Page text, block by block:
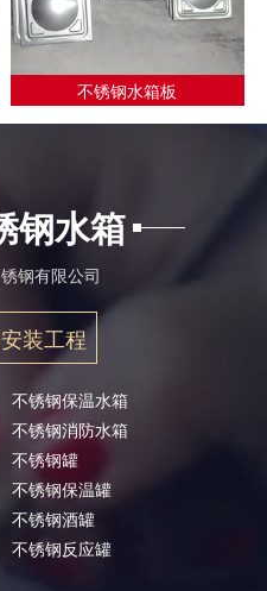
不锈钢水箱板
钢水箱
钢有限公司
装工程
不锈钢保温水箱
不锈钢消防水箱
不锈钢罐
不锈钢保温罐
不锈钢酒罐
不锈钢反应罐